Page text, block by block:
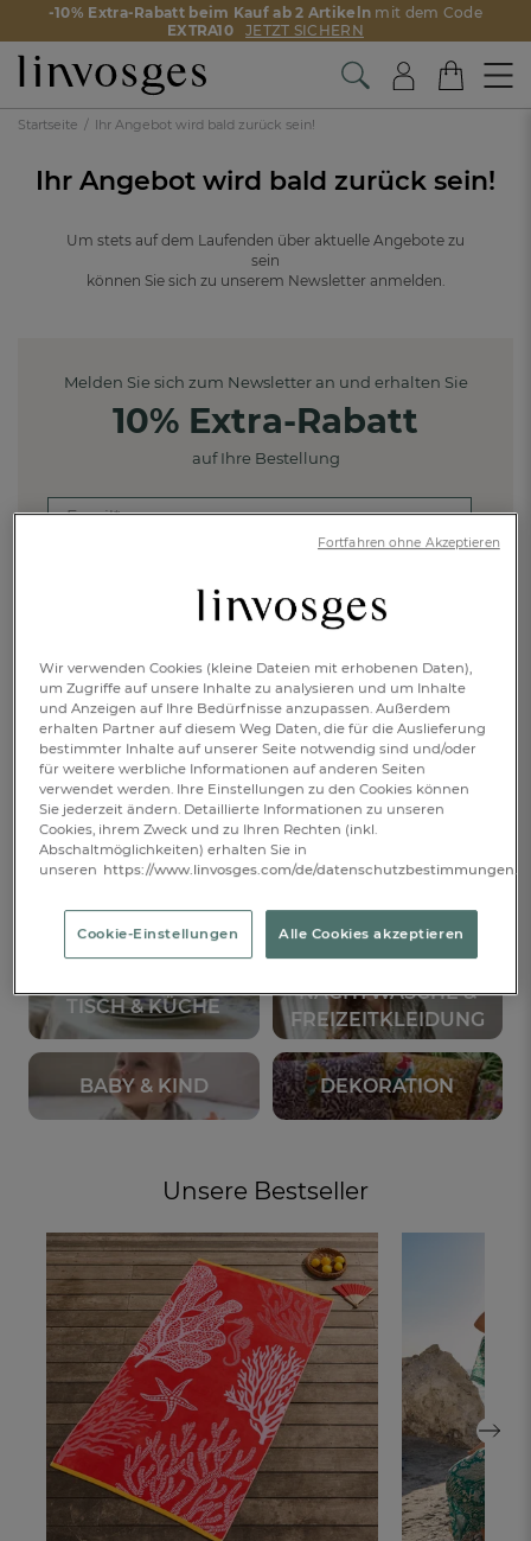
-10% Extra-Rabatt beim Kauf ab 2 Artikeln mit dem Code
EXTRA10
JETZT SICHERN
AT
BE
CH
Startseite Ihr Angebot wird bald zurück sein!
Ihr Angebot wird bald zurück sein!
Um stets auf dem Laufenden über aktuelle Angebote zu
sein
können Sie sich zu unserem Newsletter anmelden.
Melden Sie sich zum Newsletter an und erhalten Sie
10% Extra-Rabatt
auf Ihre Bestellung
Anti-Roboter-Verifizierung
FriendlyCaptcha ⇗
*Der Newsletterversand erfolgt entsprechend unserer
Datenschutzerklärung .
Sie können sich jederzeit von unserem Newsletter abmelden.
STARTSEITE
Oder entdecken Sie unsere verschiedenen Produktkategorien
SCHLAFEN BAD
TISCH & KÜCHE
NACHTWÄSCHE &
FREIZEITKLEIDUNG
BABY & KIND DEKORATION
Unsere Bestseller
Wir verwenden Cookies (kleine Dateien mit erhobenen Daten),
um Zugriffe auf unsere Inhalte zu analysieren und um Inhalte
und Anzeigen auf Ihre Bedürfnisse anzupassen. Außerdem
erhalten Partner auf diesem Weg Daten, die für die Auslieferung
bestimmter Inhalte auf unserer Seite notwendig sind und/oder
für weitere werbliche Informationen auf anderen Seiten
verwendet werden. Ihre Einstellungen zu den Cookies können
Sie jederzeit ändern. Detaillierte Informationen zu unseren
Cookies, ihrem Zweck und zu Ihren Rechten (inkl.
Abschaltmöglichkeiten) erhalten Sie in
unseren https://www.linvosges.com/de/
Cookie-Einstellungen Alle Cookies akzeptieren
Fortfahren ohne Akzeptieren